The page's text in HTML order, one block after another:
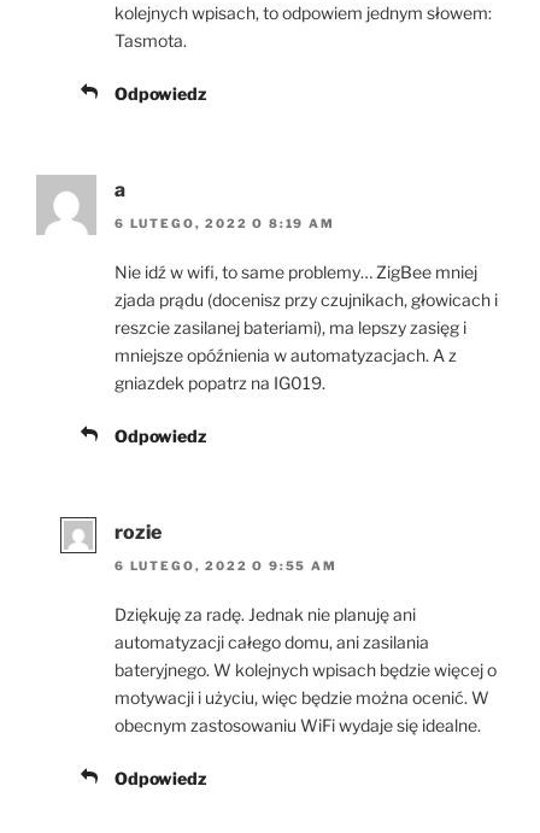
kolejnych wpisach, to odpowiem jednym słowem:
Tasmota.
Odpowiedz
a
6 LUTEGO, 2022 O 8:19 AM
Nie idź w wifi, to same problemy… ZigBee mniej
zjada prądu (docenisz przy czujnikach, głowicach i
reszcie zasilanej bateriami), ma lepszy zasięg i
mniejsze opóźnienia w automatyzacjach. A z
gniazdek popatrz na IG019.
Odpowiedz
rozie
6 LUTEGO, 2022 O 9:55 AM
Dziękuję za radę. Jednak nie planuję ani
automatyzacji całego domu, ani zasilania
bateryjnego. W kolejnych wpisach będzie więcej o
motywacji i użyciu, więc będzie można ocenić. W
obecnym zastosowaniu WiFi wydaje się idealne.
Odpowiedz